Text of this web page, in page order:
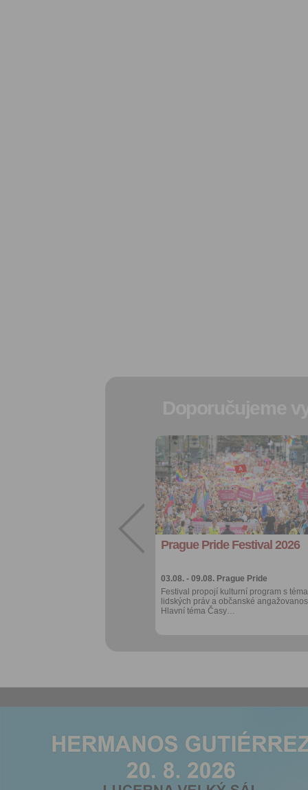
Prague Pride Festival 2026
03.08. - 09.08. Prague Pride
Festival propojí kulturní program s
lidských práv a občanské
Hlavní téma Časy…
Přidat do
oblíbených
Sdílet:
Facebook
export do
kalendáře
Více výhod pro